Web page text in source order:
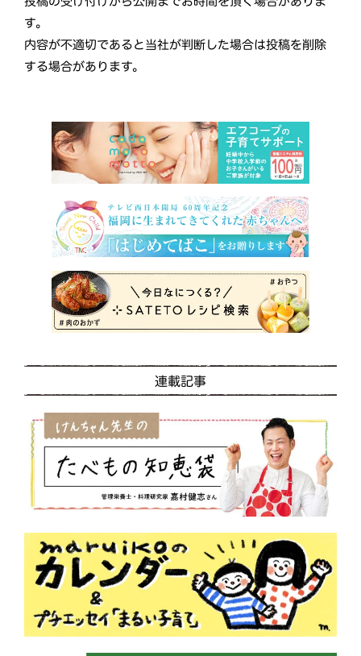
す。
内容が不適切であると当社が判断した場合は投稿を削除
する場合があります。
連載記事